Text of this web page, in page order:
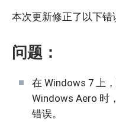
本次更新修正了以下错
问题：
在 Windows 7 上
Windows Aero 时
错误。